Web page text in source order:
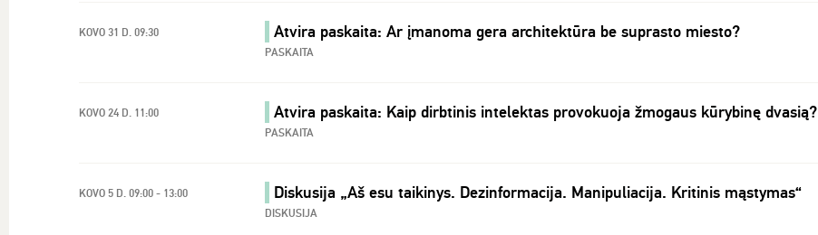
KOVO 31 D. 09:30 Atvira paskaita: Ar įmanoma gera architektūra be suprasto miesto?
PASKAITA
KOVO 24 D. 11:00 Atvira paskaita: Kaip dirbtinis intelektas provokuoja žmogaus kūrybinę dvasią?
PASKAITA
KOVO 5 D. 09:00 - 13:00 Diskusija „Aš esu taikinys. Dezinformacija. Manipuliacija. Kritinis mąstymas“
DISKUSIJA